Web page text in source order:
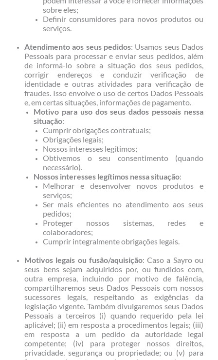
sobre eles;
Definir consumidores para novos produtos ou
serviços.
Atendimento aos seus pedidos: Usamos seus Dados
Pessoais para processar e enviar seus pedidos, além
de informá-lo sobre a situação dos seus pedidos,
corrigir endereços e conduzir verificação de
identidade e outras atividades para verificação de
fraudes. Isso envolve o uso de certos Dados Pessoais
e, em certas situações, informações de pagamento.
Motivo para uso dos seus dados pessoais nessa
situação:
Cumprir obrigações contratuais;
Obrigações legais;
Nossos interesses legítimos;
Obtivemos o seu consentimento (quando
necessário).
Nossos interesses legítimos nessa situação:
Melhorar e desenvolver novos produtos e
serviços;
Ser mais eficientes no atendimento aos seus
pedidos;
Proteger nossos sistemas, redes e
colaboradores;
Cumprir integralmente obrigações legais.
Motivos legais ou fusão/aquisição: Caso a Sayro ou
seus bens sejam adquiridos por, ou fundidos com,
outra empresa, incluindo por motivo de falência,
compartilharemos seus Dados Pessoais com nossos
sucessores legais, respeitando as exigências da
legislação vigente. Também divulgaremos seus Dados
Pessoais a terceiros (i) quando requerido pela lei
aplicável; (ii) em resposta a procedimentos legais; (iii)
em resposta a um pedido da autoridade legal
competente; (iv) para proteger nossos direitos,
privacidade, segurança ou propriedade; ou (v) para